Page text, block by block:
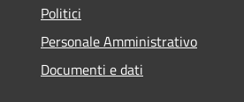
Politici
Personale Amministrativo
Documenti e dati